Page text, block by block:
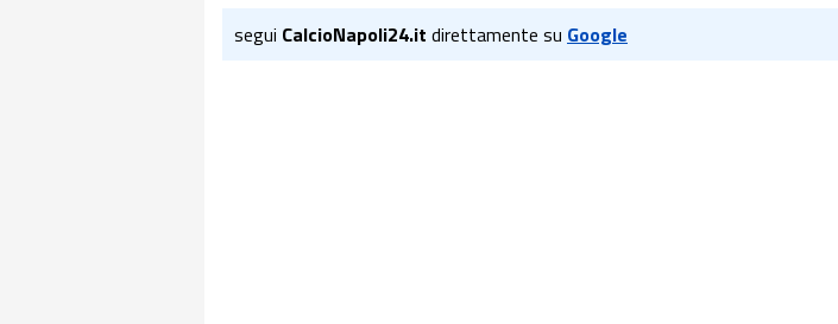
segui CalcioNapoli24.it direttamente su Google